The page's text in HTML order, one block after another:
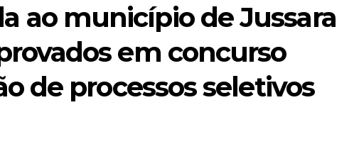
ao município de Jussara
em concurso
de processos seletivos